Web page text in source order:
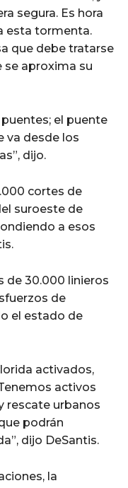
segura. Es hora
esta tormenta.
que debe tratarse
aproxima su
el puente
va desde los
dijo.
cortes de
suroeste de
a esos
de 30.000 linieros
de
el estado de
activados,
activos
rescate urbanos
podrán
dijo DeSantis.
la